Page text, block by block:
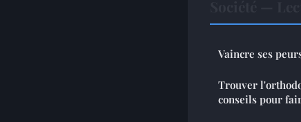
Vaincre ses
Trouver
conseils pour